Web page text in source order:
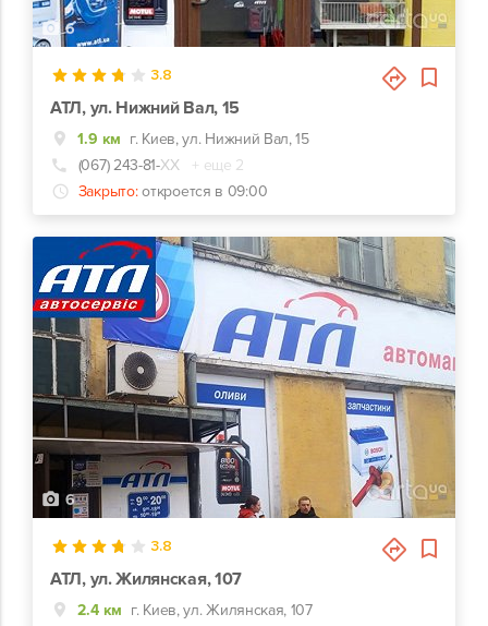
6
3.8
АТЛ, ул. Нижний Вал, 15
1.9 км г. Киев, ул. Нижний Вал, 15
(067) 243-81-ХХ
+ еще 2
Закрыто: откроется в 09:00
6
3.8
АТЛ, ул. Жилянская, 107
2.4 км г. Киев, ул. Жилянская, 107